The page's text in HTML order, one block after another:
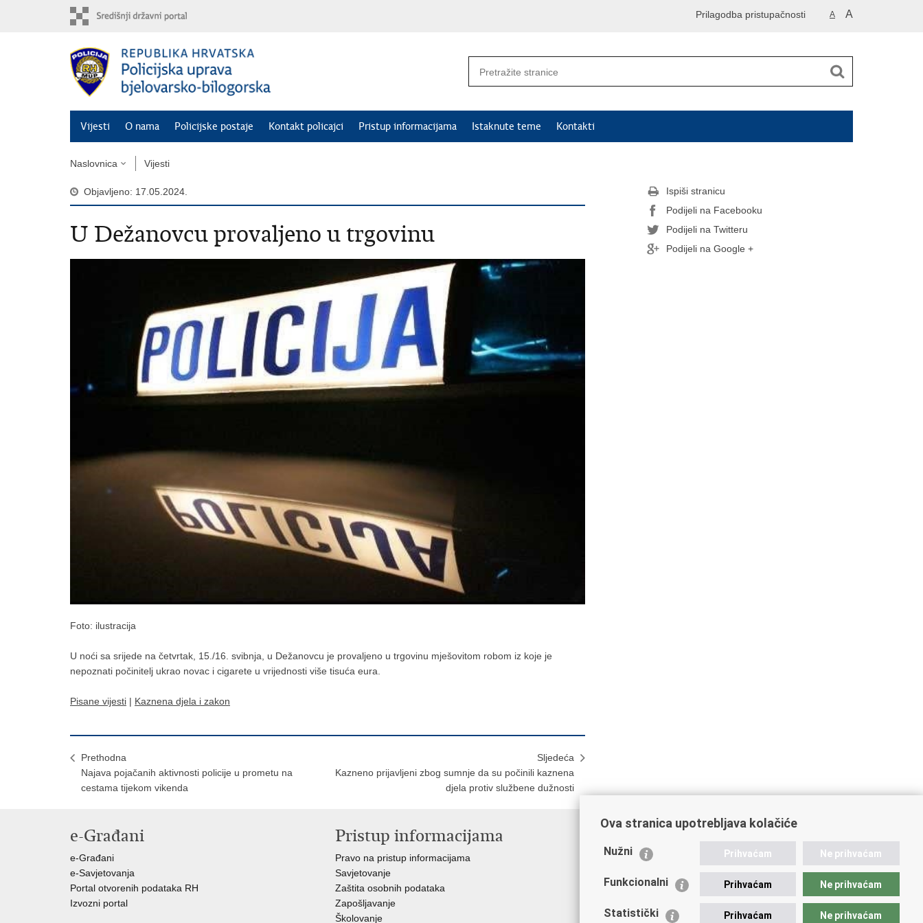
A A
Prilagodba pristupačnosti
Vijesti O nama Policijske postaje Kontakt policajci Pristup informacijama Istaknute teme Kontakti
Naslovnica Vijesti
Objavljeno: 17.05.2024.
U Dežanovcu provaljeno u trgovinu
Foto: ilustracija
U noći sa srijede na četvrtak, 15./16. svibnja, u Dežanovcu je provaljeno u trgovinu mješovitom robom iz koje je
nepoznati počinitelj ukrao novac i cigarete u vrijednosti više tisuća eura.
Pisane vijesti | Kaznena djela i zakon
Prethodna
Najava pojačanih aktivnosti policije u prometu na
cestama tijekom vikenda
Sljedeća
Kazneno prijavljeni zbog sumnje da su počinili kaznena
djela protiv službene dužnosti
Ispiši stranicu
Podijeli na Facebooku
Podijeli na Twitteru
Podijeli na Google +
e-Građani
e-Građani
e-Savjetovanja
Portal otvorenih podataka RH
Izvozni portal
Pristup informacijama
Pravo na pristup informacijama
Savjetovanje
Zaštita osobnih podataka
Zapošljavanje
Školovanje
Važne poveznice
Ministarstvo unutarnjih poslova
Udruge
Policijska akademija
Ova stranica upotrebljava kolačiće
Nužni Prihvaćam Ne prihvaćam
Funkcionalni Prihvaćam Ne prihvaćam
Statistički Prihvaćam Ne prihvaćam